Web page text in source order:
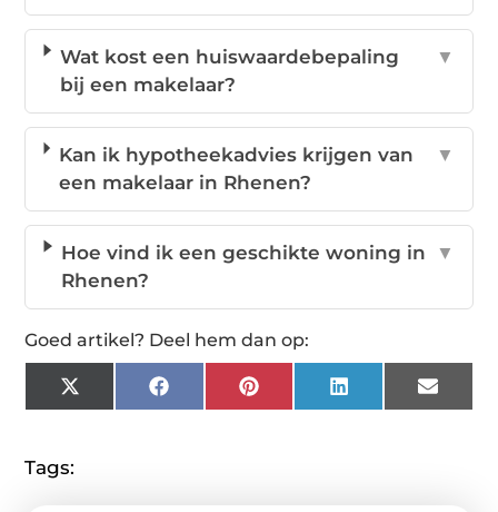
Wat kost een huiswaardebepaling
bij een makelaar?
▼
Kan ik hypotheekadvies krijgen van
een makelaar in Rhenen?
▼
Hoe vind ik een geschikte woning in
Rhenen?
▼
Goed artikel? Deel hem dan op:
X
(Twitter)
FacebookPinterestLinkedInEmail
Tags: